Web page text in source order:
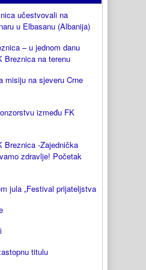
učestvovali na
u Elbasanu (Albanija)
– u jednom danu
Breznica na terenu
misiju na sjeveru Crne
između FK
Breznica -Zajednička
zdravlje! Početak
jula „Festival prijateljstva
titulu